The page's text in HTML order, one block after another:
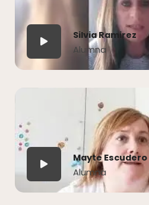
Silvia Ramirez
Alumna
Mayte Escudero
Alumna